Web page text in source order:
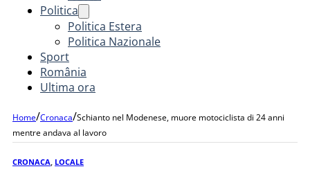
Politica
Politica Estera
Politica Nazionale
Sport
România
Ultima ora
Home/Cronaca/Schianto nel Modenese, muore motociclista di 24 anni
mentre andava al lavoro
CRONACA LOCALE